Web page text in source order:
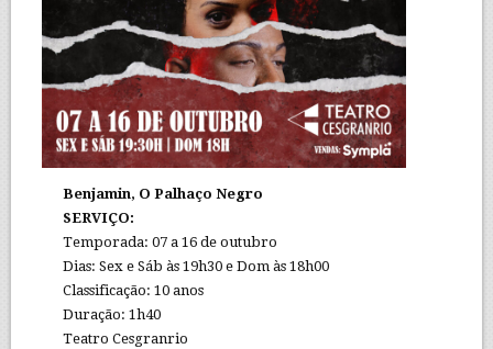
Benjamin, O Palhaço Negro
SERVIÇO:
Temporada: 07 a 16 de outubro
Dias: Sex e Sáb às 19h30 e Dom às 18h00
Classificação: 10 anos
Duração: 1h40
Teatro Cesgranrio